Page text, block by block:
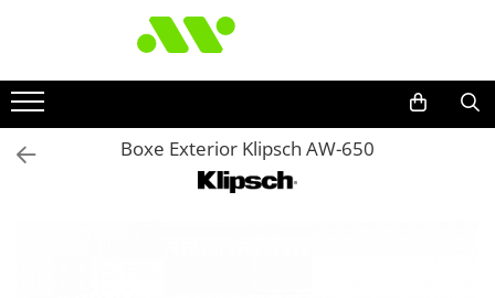
Boxe Exterior Klipsch AW-650